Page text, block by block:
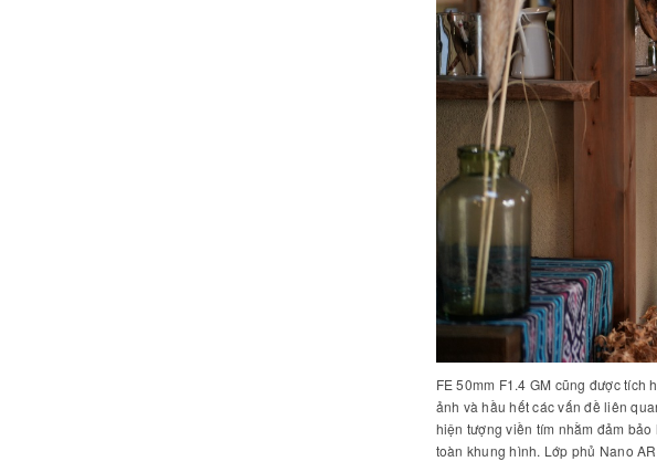
FE 50mm F1.4 GM cũng được
ảnh và hầu hết các vấn đề liên
hiện tượng viền tím nhằm đảm
toàn khung hình. Lớp phủ Nano